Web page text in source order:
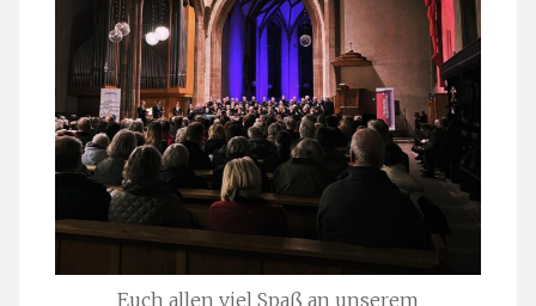
Euch allen viel Spaß an unserem